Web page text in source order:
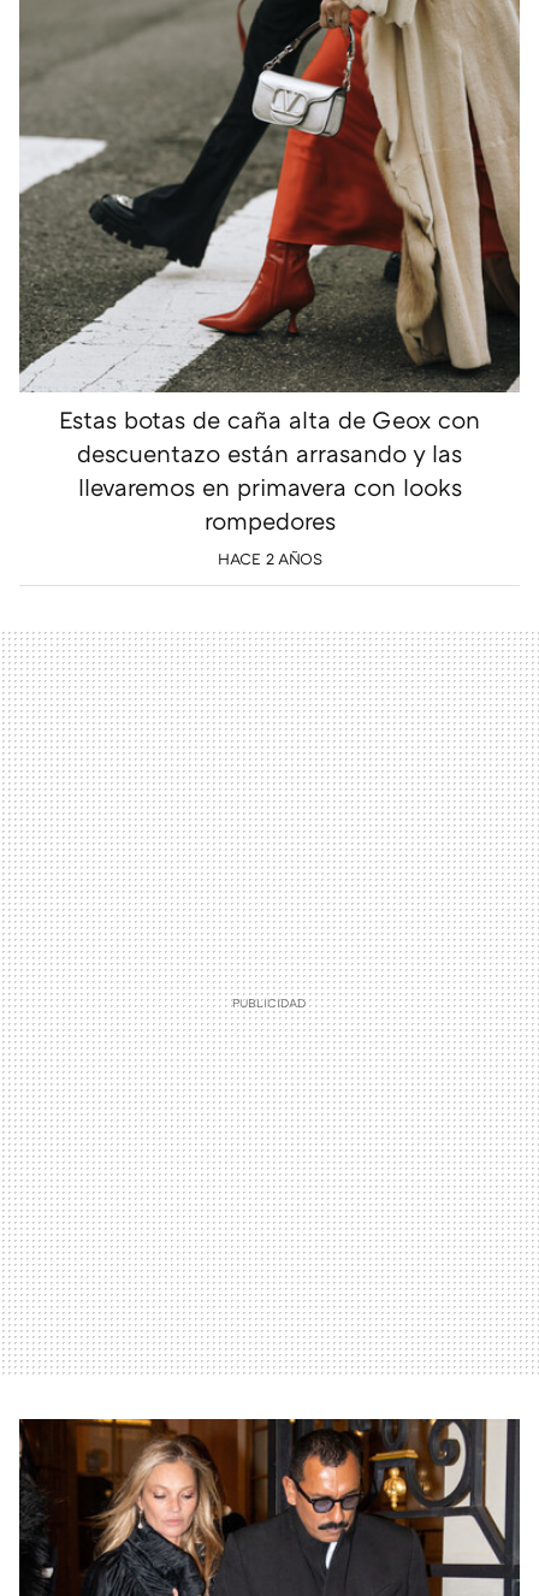
Estas botas de caña alta de Geox con
descuentazo están arrasando y las
llevaremos en primavera con looks
rompedores
HACE 2 AÑOS